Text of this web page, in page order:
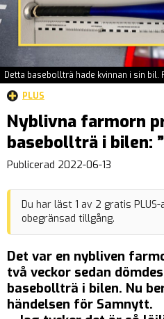
Detta basebollträ hade kvinnan i sin bil.
PLUS
Nyblivna farmorn
basebollträ i bilen:
Publicerad 2022-06-13
Du har läst 1 av 2 gratis
obegränsad tillgång.
Det var en nybliven
två veckor sedan
basebollträ i bilen. Nu
händelsen för Samnytt.